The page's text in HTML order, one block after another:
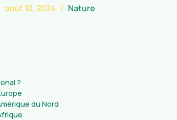
août 10, 2024 Nature
?
du Nord